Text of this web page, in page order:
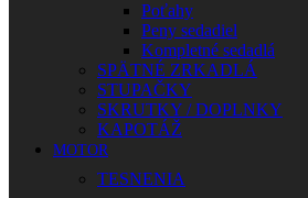
Poťahy
Peny sedadiel
Kompletné sedadlá
SPÄTNÉ ZRKADLÁ
STUPAČKY
SKRUTKY / DOPLNKY
KAPOTÁŽ
MOTOR
TESNENIA